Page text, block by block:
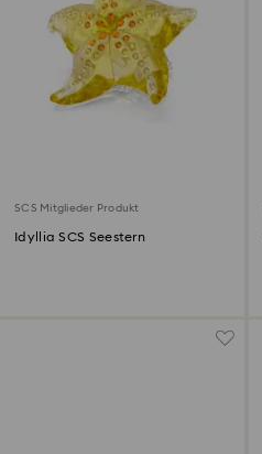
SCS Mitglieder Produkt
Idyllia SCS Seestern